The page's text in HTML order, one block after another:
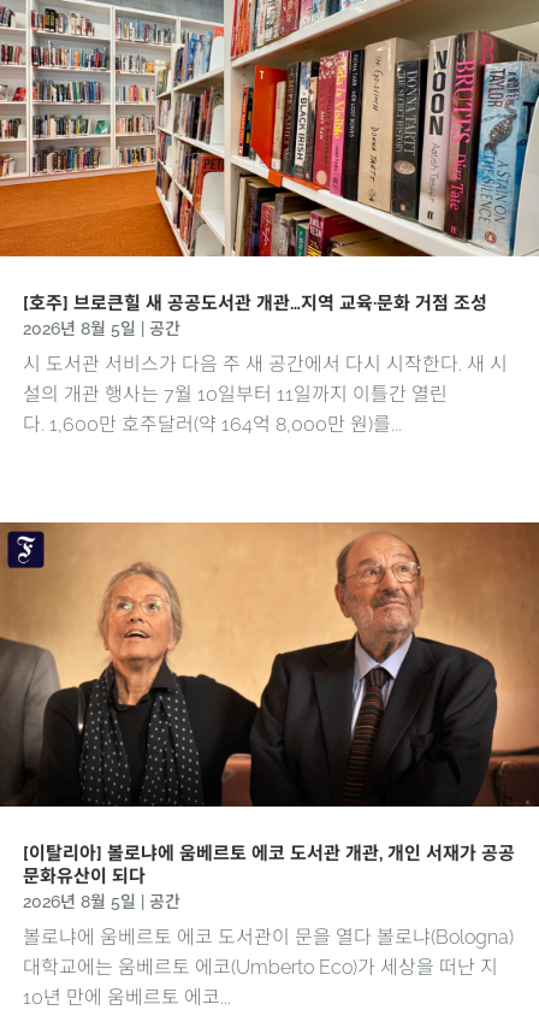
[호주] 브로큰힐 새 공공도서관 개관…지역 교육·문화 거점 조성
2026년 8월 5일 공간
시 도서관 서비스가 다음 주 새 공간에서 다시 시작한다. 새 시
설의 개관 행사는 7월 10일부터 11일까지 이틀간 열린
다. 1,600만 호주달러(약 164억 8,000만 원)를...
[이탈리아] 볼로냐에 움베르토 에코 도서관 개관, 개인 서재가 공공
문화유산이 되다
2026년 8월 5일 | 공간
볼로냐에 움베르토 에코 도서관이 문을 열다 볼로냐(Bologna)
대학교에는 움베르토 에코(Umberto Eco)가 세상을 떠난 지
10년 만에 움베르토 에코...